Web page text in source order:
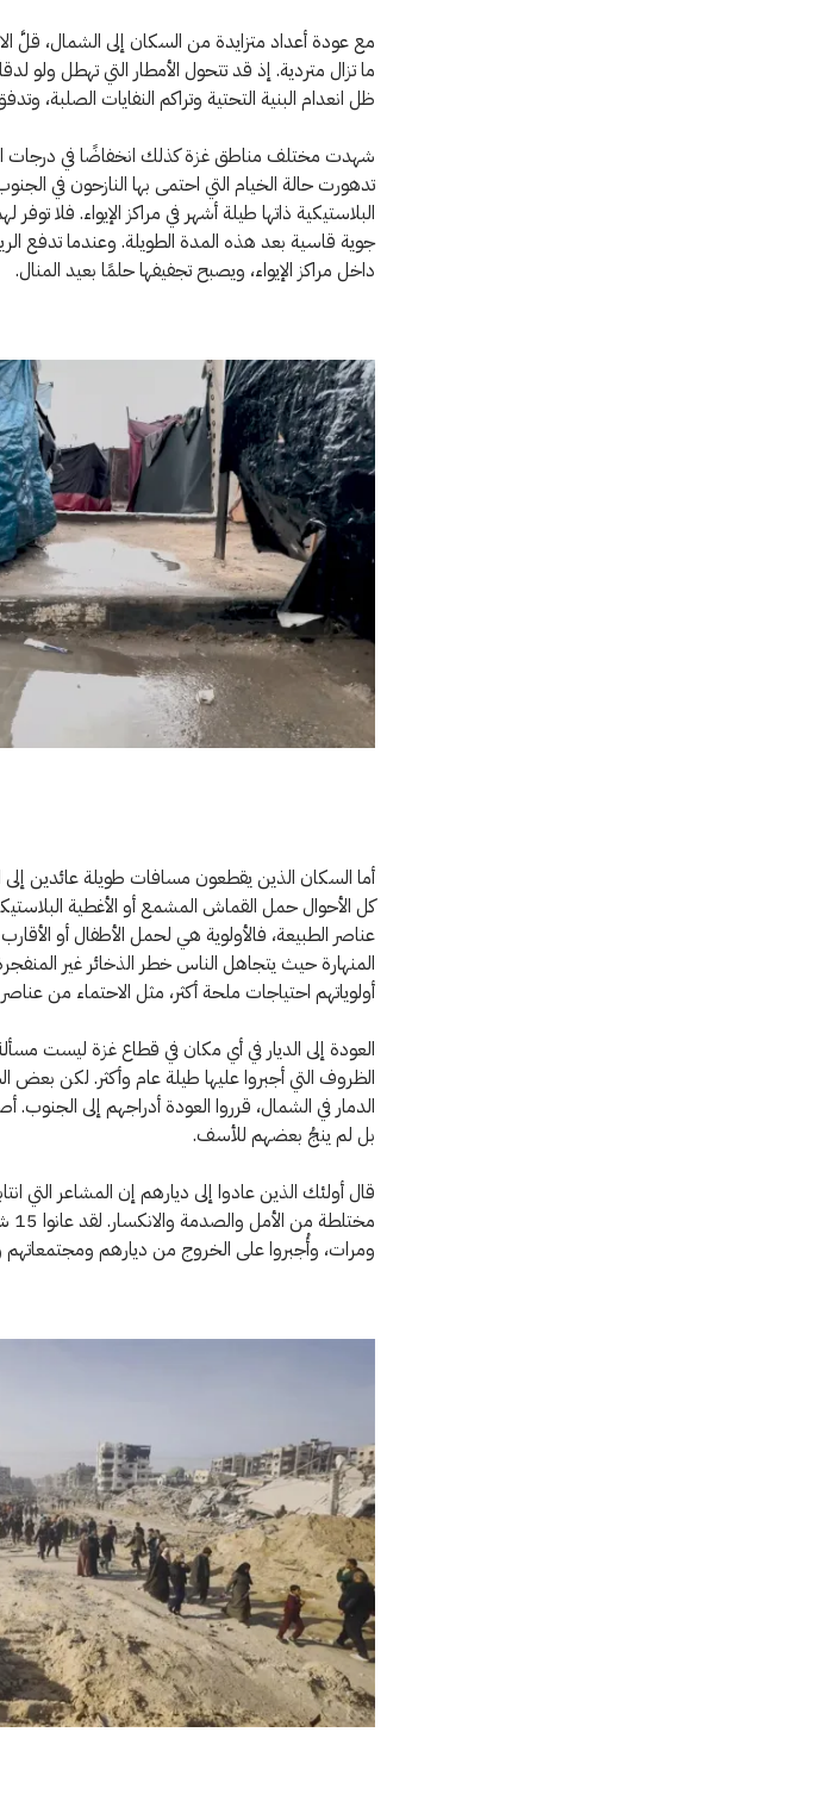
مع عودة أعداد متزايدة من السكان إلى الشمال، قلَّ
ما تزال متردية. إذ قد تتحول الأمطار التي تهطل ولو
ظل انعدام البنية التحتية وتراكم النفايات الصلبة،
شهدت مختلف مناطق غزة كذلك انخفاضًا في درجات
تدهورت حالة الخيام التي احتمى بها النازحون في
البلاستيكية ذاتها طيلة أشهر في مراكز الإيواء. فلا
جوية قاسية بعد هذه المدة الطويلة. وعندما تدفع
داخل مراكز الإيواء، ويصبح تجفيفها حلمًا بعيد المنال.
أما السكان الذين يقطعون مسافات طويلة عائدين إلى
كل الأحوال حمل القماش المشمع أو الأغطية
عناصر الطبيعة، فالأولوية هي لحمل الأطفال أو
المنهارة حيث يتجاهل الناس خطر الذخائر غير
أولوياتهم احتياجات ملحة أكثر، مثل الاحتماء من
العودة إلى الديار في أي مكان في قطاع غزة ليست
الظروف التي أجبروا عليها طيلة عام وأكثر. لكن
الدمار في الشمال، قرروا العودة أدراجهم إلى الجنوب.
بل لم ينجُ بعضهم للأسف.
قال أولئك الذين عادوا إلى ديارهم إن المشاعر التي
ومرات، وأُجبروا على الخروج من ديارهم ومجتمعاتهم